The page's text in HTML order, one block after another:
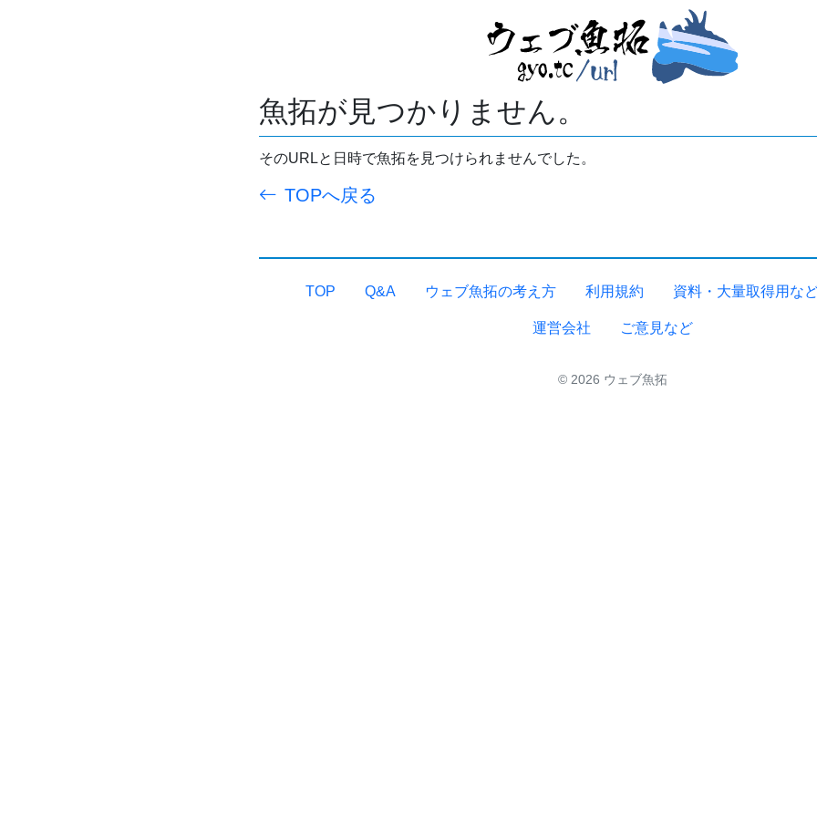
魚拓が見つかりません。
そのURLと日時で魚拓を見つけられませんでした。
TOPへ戻る
TOP Q&A ウェブ魚拓の考え方 利用規約 資料・大量取得用な
運営会社 ご意見など
© 2026 ウェブ魚拓